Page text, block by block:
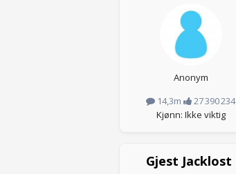
Anonym
14,3m
27 390 234
Kjønn: Ikke viktig
Gjest Jacklost